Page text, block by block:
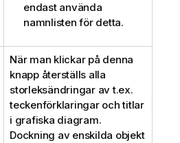
endast använda
namnlisten för detta.
När man klickar på denna
knapp återställs alla
storleksändringar av t.ex.
teckenförklaringar och titlar
i grafiska diagram.
Dockning av enskilda objekt